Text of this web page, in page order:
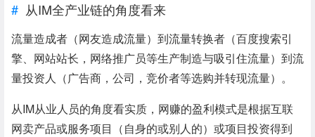
从IM全产业链的角度看来
流量造成者（网友造成流量）到流量转换者（百度搜索引
擎、网站站长，网络推广员等生产制造与吸引住流量）到流
量投资人（广告商，公司，竞价者等选购并转现流量）。
从IM从业人员的角度看实质，网赚的盈利模式是根据互联
网卖产品或服务项目（自身的或别人的）或项目投资得到